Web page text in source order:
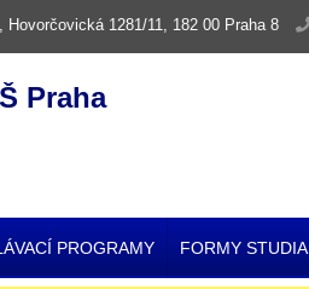
1281/11, 182 00 Praha 8
Praha
PROGRAMY FORMY STUDIA